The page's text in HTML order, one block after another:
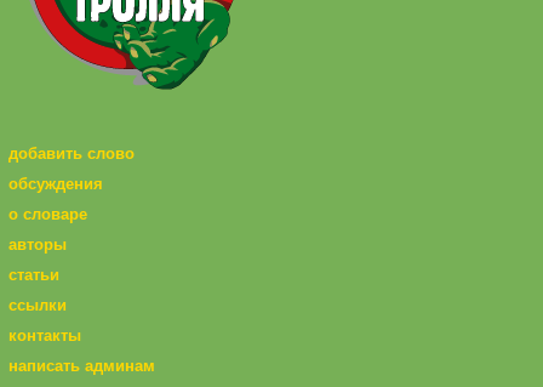
добавить слово
обсуждения
о словаре
авторы
статьи
ссылки
контакты
написать админам